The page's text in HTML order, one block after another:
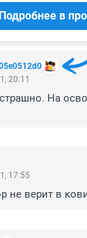
36
Подробнее в
20:11
На
17:55
не верит в